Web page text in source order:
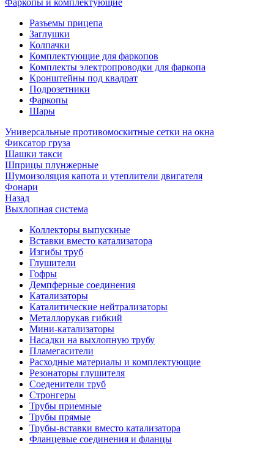
Фаркопы и комплектующие
Разъемы прицепа
Заглушки
Колпачки
Комплектующие для фаркопов
Комплекты электропроводки для фаркопа
Кронштейны под квадрат
Подрозетники
Фаркопы
Шары
Универсальные противомоскитные сетки на окна
Фиксатор груза
Шашки такси
Шприцы плунжерные
Шумоизоляция капота и утеплители двигателя
Фонари
Назад
Выхлопная система
Коллекторы выпускные
Вставки вместо катализатора
Изгибы труб
Глушители
Гофры
Демпферные соединения
Катализаторы
Каталитические нейтрализаторы
Металлорукав гибкий
Мини-катализаторы
Насадки на выхлопную трубу
Пламегасители
Расходные материалы и комплектующие
Резонаторы глушителя
Соеденители труб
Стронгеры
Трубы приемные
Трубы прямые
Трубы-вставки вместо катализатора
Фланцевые соединения и фланцы